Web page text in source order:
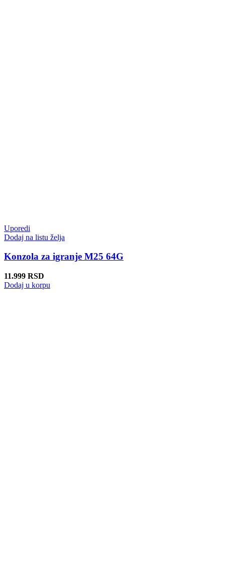
Uporedi
Dodaj na listu želja
Konzola za igranje M25 64G
11.999 RSD
Dodaj u korpu